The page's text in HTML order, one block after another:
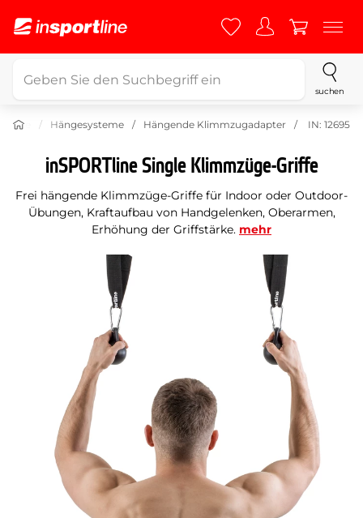
suchen
Hängesysteme Hängende Klimmzugadapter IN: 12695
inSPORTline Single Klimmzüge-Griffe
Frei hängende Klimmzüge-Griffe für Indoor oder Outdoor-
Übungen, Kraftaufbau von Handgelenken, Oberarmen,
Erhöhung der Griffstärke. mehr